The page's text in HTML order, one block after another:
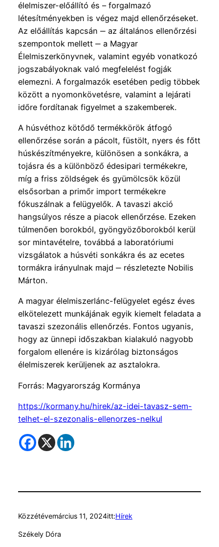
élelmiszer-előállító és – forgalmazó
létesítményekben is végez majd ellenőrzéseket.
Az előállítás kapcsán ‒ az általános ellenőrzési
szempontok mellett ‒ a Magyar
Élelmiszerkönyvnek, valamint egyéb vonatkozó
jogszabályoknak való megfelelést fogják
elemezni. A forgalmazók esetében pedig többek
között a nyomonkövetésre, valamint a lejárati
időre fordítanak figyelmet a szakemberek.
A húsvéthoz kötődő termékkörök átfogó
ellenőrzése során a pácolt, füstölt, nyers és főtt
húskészítményekre, különösen a sonkákra, a
tojásra és a különböző édesipari termékekre,
míg a friss zöldségek és gyümölcsök közül
elsősorban a primőr import termékekre
fókuszálnak a felügyelők. A tavaszi akció
hangsúlyos része a piacok ellenőrzése. Ezeken
túlmenően borokból, gyöngyözőborokból kerül
sor mintavételre, továbbá a laboratóriumi
vizsgálatok a húsvéti sonkákra és az ecetes
tormákra irányulnak majd ‒ részletezte Nobilis
Márton.
A magyar élelmiszerlánc-felügyelet egész éves
elkötelezett munkájának egyik kiemelt feladata a
tavaszi szezonális ellenőrzés. Fontos ugyanis,
hogy az ünnepi időszakban kialakuló nagyobb
forgalom ellenére is kizárólag biztonságos
élelmiszerek kerüljenek az asztalokra.
Forrás: Magyarország Kormánya
https://kormany.hu/hirek/az-idei-tavasz-sem-
telhet-el-szezonalis-ellenorzes-nelkul
Közzétévemárcius 11, 2024itt:Hírek
Székely Dóra